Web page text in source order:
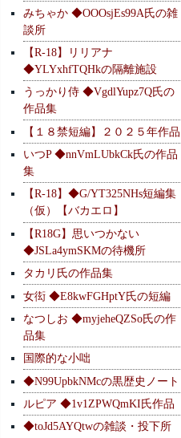
みちゃか ◆OOOsjEs99A氏の雑
談所
【R-18】リリアナ
◆YLYxhfTQHkの隔離施設
うっかり侍 ◆VgdlYupz7Q氏の
作品集
【１８禁短編】２０２５年作品
いつP ◆nnVmLUbkCk氏の作品
集
【R-18】◆G/YT325NHs短編集
（仮）【バカエロ】
【R18G】思いつかない
◆JSLa4ymSKMの待機所
タカリ氏の作品集
女衒 ◆E8kwFGHptY氏の短編
なつしお ◆myjeheQZSo氏の作
品集
国際的な小咄
◆N99UpbkNMcの黒歴史ノート
ルピア ◆1v1ZPWQmKI氏作品
◆toJd5AYQtwの雑談・投下所